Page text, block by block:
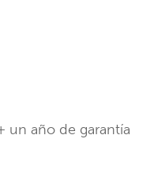
un año de garantía